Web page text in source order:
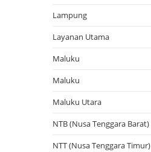
Lampung
Layanan Utama
Maluku
Maluku
Maluku Utara
NTB (Nusa Tenggara Barat)
NTT (Nusa Tenggara Timur)